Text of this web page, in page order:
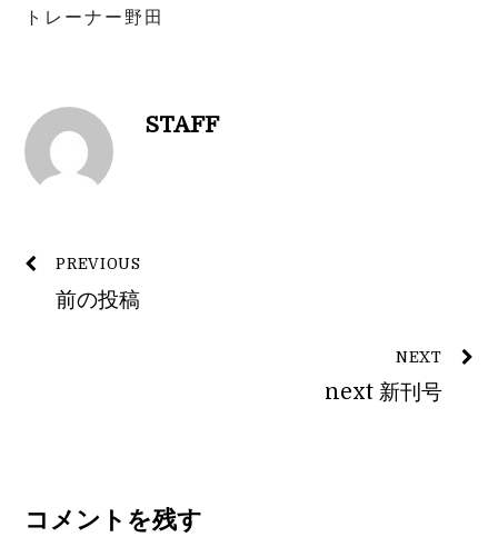
トレーナー野田
STAFF
PREVIOUS
前の投稿
NEXT
next 新刊号
コメントを残す